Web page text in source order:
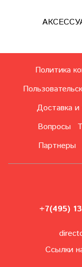
Политика
Доставка и
Вопросы
Партнеры
+7(495)
Ссылки